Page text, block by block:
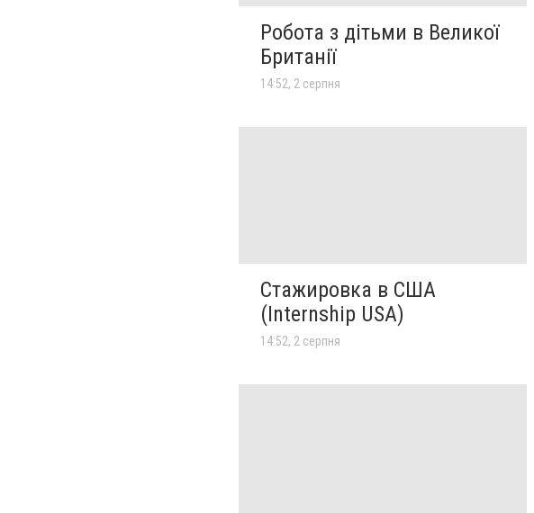
Робота з дітьми в Великої
Британії
14:52, 2 серпня
Стажировка в США
(Internship USA)
14:52, 2 серпня